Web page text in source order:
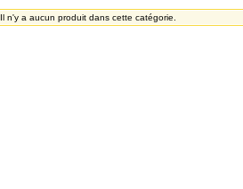
Il n'y a aucun produit dans cette catégorie.